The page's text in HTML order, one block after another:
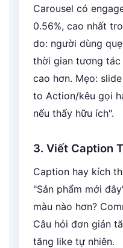
Carousel có
0.56%, cao nhất
do: người dùng
thời gian tương
cao hơn. Mẹo:
to Action/kêu gọi
nếu thấy hữu ích".
3. Viết Caption
Caption hay kích
"Sản phẩm mới
màu nào hơn?
Câu hỏi đơn giản
tăng like tự nhiên.